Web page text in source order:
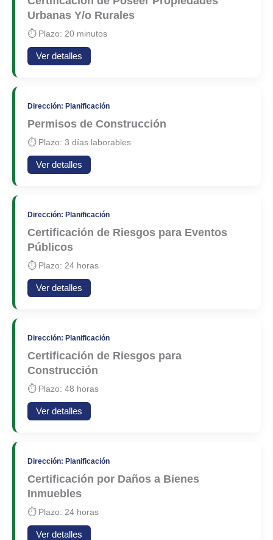
Urbanas Y/o Rurales
⏱ Plazo: 20 minutos
Ver detalles
Dirección: Planificación
Permisos de Construcción
⏱ Plazo: 3 días laborables
Ver detalles
Dirección: Planificación
Certificación de Riesgos para Eventos
Públicos
⏱ Plazo: 24 horas
Ver detalles
Dirección: Planificación
Certificación de Riesgos para
Construcción
⏱ Plazo: 48 horas
Ver detalles
Dirección: Planificación
Certificación por Daños a Bienes
Inmuebles
⏱ Plazo: 24 horas
Ver detalles